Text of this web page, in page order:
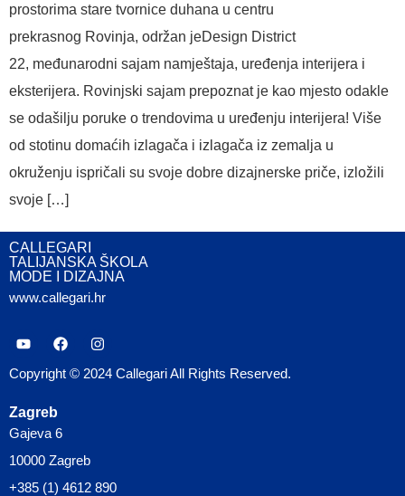
prostorima stare tvornice duhana u centru
prekrasnog Rovinja, održan jeDesign District
22, međunarodni sajam namještaja, uređenja interijera i
eksterijera. Rovinjski sajam prepoznat je kao mjesto odakle
se odašilju poruke o trendovima u uređenju interijera! Više
od stotinu domaćih izlagača i izlagača iz zemalja u
okruženju ispričali su svoje dobre dizajnerske priče, izložili
svoje […]
CALLEGARI
TALIJANSKA ŠKOLA
MODE I DIZAJNA
www.callegari.hr
Copyright © 2024 Callegari All Rights Reserved.
Zagreb
Gajeva 6
10000 Zagreb
+385 (1) 4612 890